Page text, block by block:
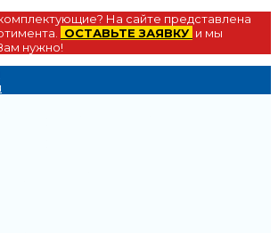
На сайте представлена
ОСТАВЬТЕ ЗАЯВКУ и мы
нужно!